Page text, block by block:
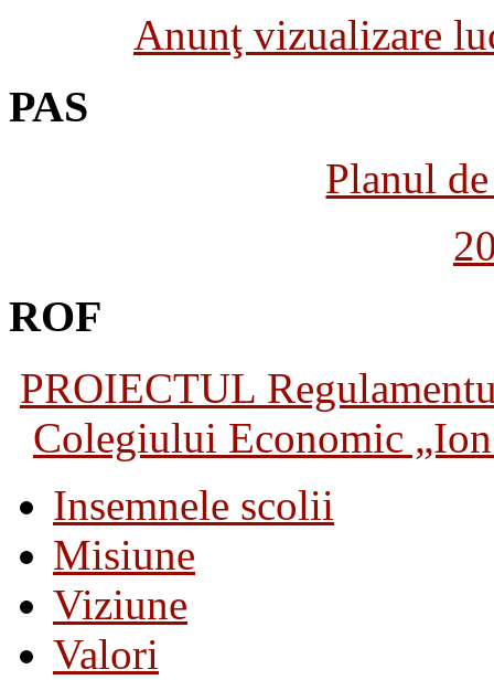
Anunţ vizualizare
PAS
Planul
ROF
PROIECTUL
Colegiului Economic
Insemnele scolii
Misiune
Viziune
Valori